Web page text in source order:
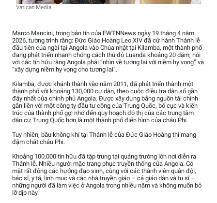
Vatican Media
Marco Mancini, trong bản tin của EWTNNews ngày 19 tháng 4 năm
2026, tường trình rằng: Đức Giáo Hoàng Leo XIV đã cử hành Thánh lễ
đầu tiên của ngài tại Angola vào Chúa nhật tại Kilamba, một thành phố
đang phát triển nhanh chóng cách thủ đô Luanda khoảng 20 dặm, nói
với các tín hữu rằng Angola phải “nhìn về tương lai với niềm hy vọng” và
“xây dựng niềm hy vọng cho tương lai”.
Kilamba, được khánh thành vào năm 2011, đã phát triển thành một
thành phố với khoảng 130,000 cư dân, theo cuộc điều tra dân số gần
đây nhất của chính phủ Angola. Được xây dựng bằng nguồn tài chính
gắn liền với một công ty đầu tư công của Trung Quốc, bố cục và kiến
trúc của thành phố gợi nhớ đến quy hoạch đô thị của các trung tâm
dân cư Trung Quốc hơn là một thành phố điển hình của châu Phi.
Tuy nhiên, bầu không khí tại Thánh lễ của Đức Giáo Hoàng thì mang
đậm chất châu Phi.
Khoảng 100,000 tín hữu đã tập trung tại quảng trường lớn nơi diễn ra
Thánh lễ. Nhiều người mặc trang phục truyền thống của Angola. Có
mặt rất đông các hướng đạo sinh, cùng với các thành viên quân đội,
bác sĩ, y tá, linh mục và các nhà truyền giáo – cả giáo dân và tu sĩ –
những người đã làm việc ở Angola trong nhiều năm và không muốn bỏ
lỡ dịp này.